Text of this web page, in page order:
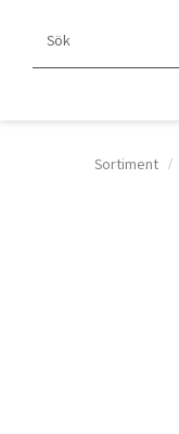
Sortiment